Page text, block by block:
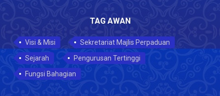
TAG AWAN
Visi & Misi
Sekretariat Majlis Perpaduan
Sejarah
Pengurusan Tertinggi
Fungsi Bahagian